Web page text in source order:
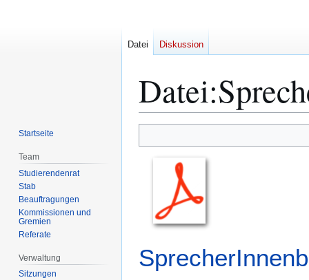
Datei:
Navigation
springen
Suche
springen
Datei Diskussion
Startseite
Team
Studierendenrat
Stab
Beauftragungen
Kommissionen und
Gremien
Referate
Verwaltung
Sitzungen